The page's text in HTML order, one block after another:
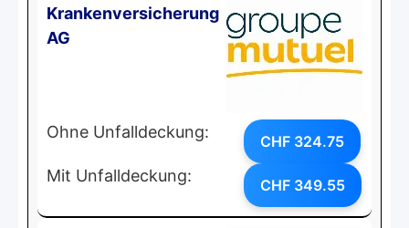
Krankenversicherung
AG
Ohne Unfalldeckung: CHF 324.75
Mit Unfalldeckung: CHF 349.55